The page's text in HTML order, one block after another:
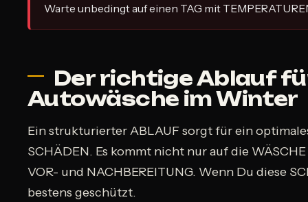
Warte unbedingt auf einen TAG mit
Der richtige Ablauf
Autowäsche im Winter
Ein strukturierter ABLAUF sorgt für ein
SCHÄDEN. Es kommt nicht nur auf die
VOR- und NACHBEREITUNG. Wenn Du diese
bestens geschützt.